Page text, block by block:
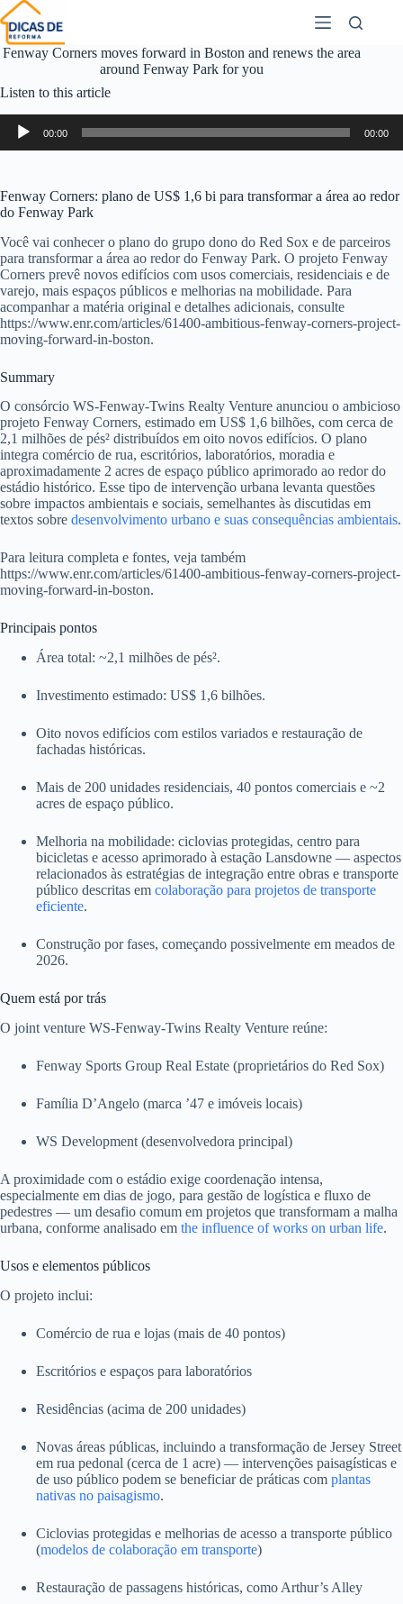
Fenway Corners moves forward in Boston and renews the area
around Fenway Park for you
Listen to this article
Audio
Player
00:00 00:00
Fenway Corners: plano de US$ 1,6 bi para transformar a área ao redor
do Fenway Park
Você vai conhecer o plano do grupo dono do Red Sox e de parceiros
para transformar a área ao redor do Fenway Park. O projeto Fenway
Corners prevê novos edifícios com usos comerciais, residenciais e de
varejo, mais espaços públicos e melhorias na mobilidade. Para
acompanhar a matéria original e detalhes adicionais, consulte
https://www.enr.com/articles/61400-ambitious-fenway-corners-project-
moving-forward-in-boston.
Summary
O consórcio WS‑Fenway‑Twins Realty Venture anunciou o ambicioso
projeto Fenway Corners, estimado em US$ 1,6 bilhões, com cerca de
2,1 milhões de pés² distribuídos em oito novos edifícios. O plano
integra comércio de rua, escritórios, laboratórios, moradia e
aproximadamente 2 acres de espaço público aprimorado ao redor do
estádio histórico. Esse tipo de intervenção urbana levanta questões
sobre impactos ambientais e sociais, semelhantes às discutidas em
textos sobre desenvolvimento urbano e suas consequências ambientais.
Para leitura completa e fontes, veja também
https://www.enr.com/articles/61400-ambitious-fenway-corners-project-
moving-forward-in-boston.
Principais pontos
Área total: ~2,1 milhões de pés².
Investimento estimado: US$ 1,6 bilhões.
Oito novos edifícios com estilos variados e restauração de
fachadas históricas.
Mais de 200 unidades residenciais, 40 pontos comerciais e ~2
acres de espaço público.
Melhoria na mobilidade: ciclovias protegidas, centro para
bicicletas e acesso aprimorado à estação Lansdowne — aspectos
relacionados às estratégias de integração entre obras e transporte
público descritas em colaboração para projetos de transporte
eficiente.
Construção por fases, começando possivelmente em meados de
2026.
Quem está por trás
O joint venture WS‑Fenway‑Twins Realty Venture reúne:
Fenway Sports Group Real Estate (proprietários do Red Sox)
Família D’Angelo (marca ’47 e imóveis locais)
WS Development (desenvolvedora principal)
A proximidade com o estádio exige coordenação intensa,
especialmente em dias de jogo, para gestão de logística e fluxo de
pedestres — um desafio comum em projetos que transformam a malha
urbana, conforme analisado em the influence of works on urban life.
Usos e elementos públicos
O projeto inclui:
Comércio de rua e lojas (mais de 40 pontos)
Escritórios e espaços para laboratórios
Residências (acima de 200 unidades)
Novas áreas públicas, incluindo a transformação de Jersey Street
em rua pedonal (cerca de 1 acre) — intervenções paisagísticas e
de uso público podem se beneficiar de práticas com plantas
nativas no paisagismo.
Ciclovias protegidas e melhorias de acesso a transporte público
(modelos de colaboração em transporte)
Restauração de passagens históricas, como Arthur’s Alley